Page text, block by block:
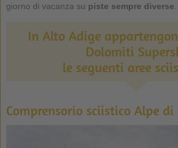
giorno di vacanza su piste sempre diverse
In Alto Adige
Dolomiti
le seguenti aree
Comprensorio sciistico Alpe di